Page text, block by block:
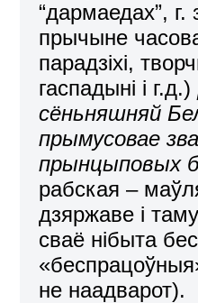
“дармаедах”, г.
прычыне
парадзіхі,
гаспадыні і г.д.)
сёньняшняй
прымусовае
прынцыповых
рабская –
дзяржаве і
сваё нібыта
не наадварот).